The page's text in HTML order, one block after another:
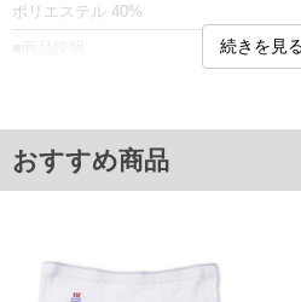
ポリエステル 40%
【返品交換について】 開封前なら返品
4L/105～120
5L/115～130
続きを見
おすすめ商品